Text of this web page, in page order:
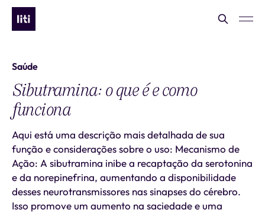
Saúde
Sibutramina: o que é e como
funciona
Aqui está uma descrição mais detalhada de sua
função e considerações sobre o uso: Mecanismo de
Ação: A sibutramina inibe a recaptação da serotonina
e da norepinefrina, aumentando a disponibilidade
desses neurotransmissores nas sinapses do cérebro.
Isso promove um aumento na saciedade e uma